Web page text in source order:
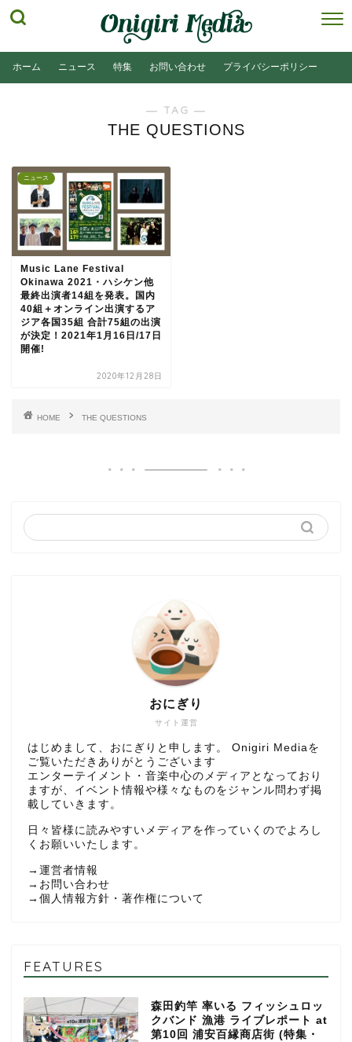
ホーム ニュース 特集 お問い合わせ プライバシーポリシー
― TAG ―
THE QUESTIONS
ニュース
Music Lane Festival
Okinawa 2021・ハシケン他
最終出演者14組を発表。国内
40組＋オンライン出演するア
ジア各国35組 合計75組の出演
が決定！2021年1月16日/17日
開催!
2020年12月28日
HOME THE QUESTIONS
サイト運営
おにぎり
はじめまして、おにぎりと申します。 Onigiri Mediaを
ご覧いただきありがとうございます
エンターテイメント・音楽中心のメディアとなっており
ますが、イベント情報や様々なものをジャンル問わず掲
載していきます。
日々皆様に読みやすいメディアを作っていくのでよろし
くお願いいたします。
→ 運営者情報
→ お問い合わせ
→ 個人情報方針・著作権について
FEATURES
森田釣竿 率いる フィッシュロッ
クバンド 漁港 ライブレポート at
第10回 浦安百縁商店街 (特集・